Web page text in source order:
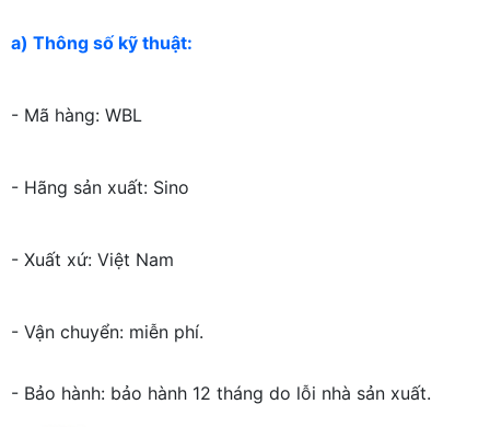
a) Thông số kỹ thuật:
- Mã hàng: WBL
- Hãng sản xuất: Sino
- Xuất xứ: Việt Nam
- Vận chuyển: miễn phí.
- Bảo hành: bảo hành 12 tháng do lỗi nhà sản xuất.